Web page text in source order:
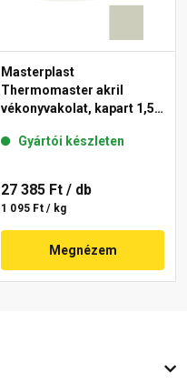
Masterplast
Thermomaster akril
vékonyvakolat, kapart 1,5
Gyártói készleten
27 385 Ft / db
1 095 Ft / kg
Megnézem